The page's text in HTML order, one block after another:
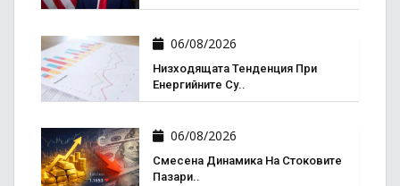
06/08/2026
Низходящата Тенденция При
Енергийните Су..
06/08/2026
Смесена Динамика На Стоковите
Пазари..